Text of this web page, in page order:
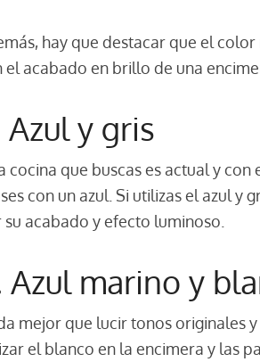
hay que destacar que el
el acabado en brillo de una
Azul y gris
cocina que buscas es actual y
con un azul. Si utilizas el azul y
su acabado y efecto luminoso.
Azul marino y
mejor que lucir tonos originales
el blanco en la encimera y las